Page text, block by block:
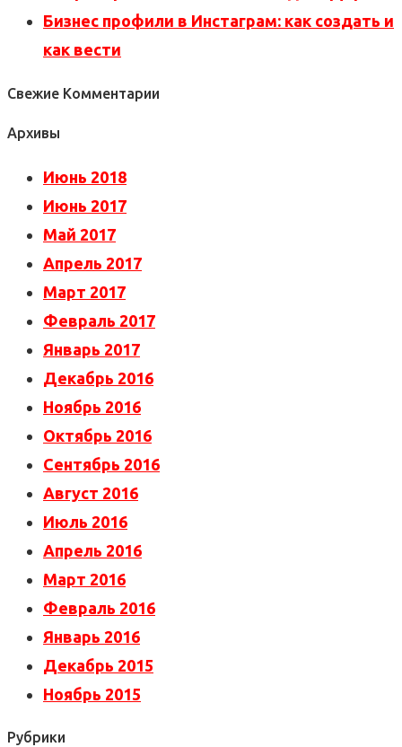
Бизнес профили в Инстаграм: как создать и
как вести
Свежие Комментарии
Архивы
Июнь 2018
Июнь 2017
Май 2017
Апрель 2017
Март 2017
Февраль 2017
Январь 2017
Декабрь 2016
Ноябрь 2016
Октябрь 2016
Сентябрь 2016
Август 2016
Июль 2016
Апрель 2016
Март 2016
Февраль 2016
Январь 2016
Декабрь 2015
Ноябрь 2015
Рубрики